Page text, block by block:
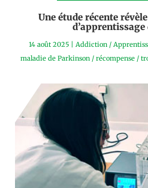
Une étude récente
d’apprentissage
14 août 2025| Addiction/
maladie de Parkinson / récompense /